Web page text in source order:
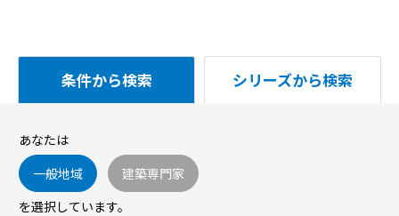
条件から検索 シリーズから検索
あなたは
一般地域
建築専門家
を選択しています。